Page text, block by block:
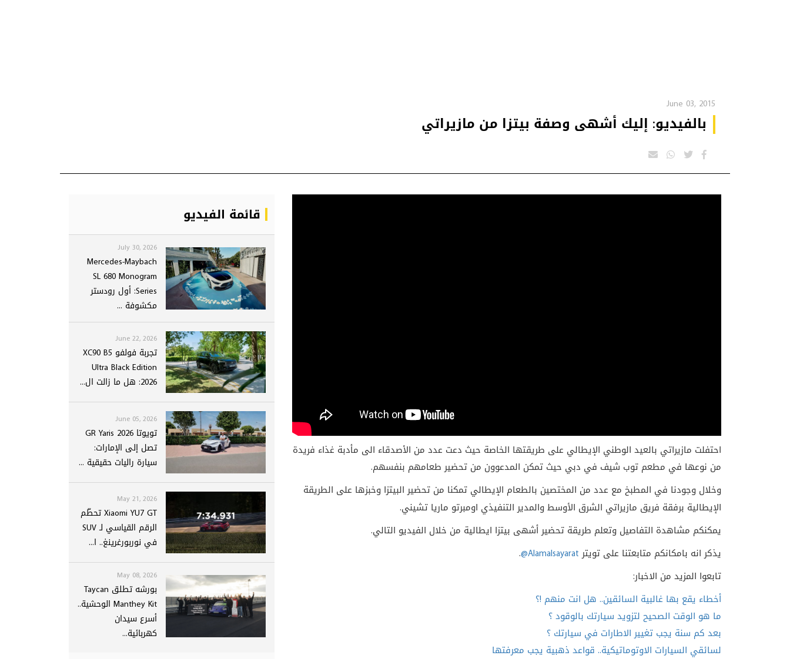
June 03, 2015
بالفيديو: إليك أشهى وصفة بيتزا من مازيراتي
احتفلت مازيراتي بالعيد الوطني الإيطالي على طريقتها الخاصة حيث دعت عدد من الأصدقاء الى مأدبة غذاء فريدة
من نوعها في مطعم توب شيف في دبي حيث تمكن المدعوون من تحضير طعامهم بنفسهم.
وخلال وجودنا في المطبخ مع عدد من المختصين بالطعام الإيطالي تمكنا من تحضير البيتزا وخبزها على الطريقة
الإيطالية برفقة فريق مازيراتي الشرق الأوسط والمدير التنفيذي اومبرتو ماريا تشيني.
يمكنكم مشاهدة التفاصيل وتعلم طريقة تحضير أشهى بيتزا ايطالية من خلال الفيديو التالي.
يذكر انه بامكانكم متابعتنا على تويتر@Alamalsayarat
.
تابعوا المزيد من الاخبار:
أخطاء يقع بها غالبية السائقين.. هل انت منهم !؟
ما هو الوقت الصحيح لتزويد سيارتك بالوقود ؟
بعد كم سنة يجب تغيير الاطارات في سيارتك ؟
لسائقي السيارات الاوتوماتيكية.. قواعد ذهبية يجب معرفتها
قائمة الفيديو
July 30, 2026
Mercedes-Maybach
SL 680 Monogram
Series: أول رودستر
مكشوفة ...
June 22, 2026
تجربة فولفو XC90 B5
Ultra Black Edition
2026: هل ما زالت ال...
June 05, 2026
تويوتا GR Yaris 2026
تصل إلى الإمارات:
سيارة راليات حقيقية ...
May 21, 2026
Xiaomi YU7 GT تحطّم
الرقم القياسي لـ SUV
في نوربورغرينغ.. ا...
May 08, 2026
بورشه تطلق Taycan
Manthey Kit الوحشية..
أسرع سيدان
كهربائية...